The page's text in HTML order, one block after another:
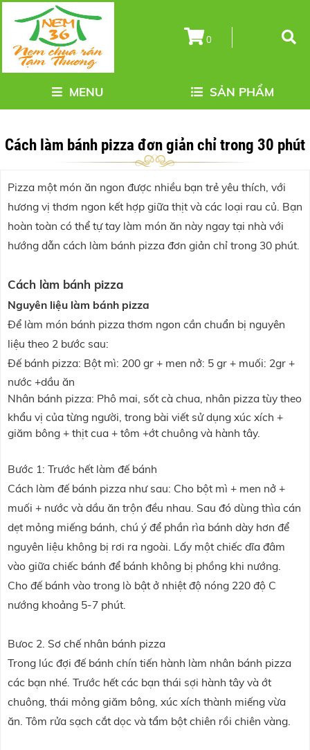
0
MENU SẢN PHẨM
Cách làm bánh pizza đơn giản chỉ trong 30 phút
Pizza một món ăn ngon được nhiều bạn trẻ yêu thích, với
hương vị thơm ngon kết hợp giữa thịt và các loại rau củ. Bạn
hoàn toàn có thể tự tay làm món ăn này ngay tại nhà với
hướng dẫn cách làm bánh pizza đơn giản chỉ trong 30 phút.
Cách làm bánh pizza
Nguyên liệu làm bánh pizza
Để làm món bánh pizza thơm ngon cần chuẩn bị nguyên
liệu theo 2 bước sau:
Đế bánh pizza: Bột mì: 200 gr + men nở: 5 gr + muối: 2gr +
nước +dầu ăn
Nhân bánh pizza: Phô mai, sốt cà chua, nhân pizza tùy theo
khẩu vị của từng người, trong bài viết sử dụng xúc xích +
giăm bông + thịt cua + tôm +ớt chuông và hành tây.
Bước 1: Trước hết làm đế bánh
Cách làm đế bánh pizza như sau: Cho bột mì + men nở +
muối + nước và dầu ăn trộn đều nhau. Sau đó dùng thìa cán
dẹt mỏng miếng bánh, chú ý để phần rìa bánh dày hơn để
nguyên liệu không bị rơi ra ngoài. Lấy một chiếc dĩa đâm
vào giữa chiếc bánh để bánh không bị phồng khi nướng.
Cho đế bánh vào trong lò bật ở nhiệt độ nóng 220 độ C
nướng khoảng 5-7 phút.
Bưoc 2. Sơ chế nhân bánh pizza
Trong lúc đợi đế bánh chín tiến hành làm nhân bánh pizza
các bạn nhé. Trước hết các bạn thái sợi hành tây và ớt
chuông, thái mỏng giăm bông, xúc xích thành miếng vừa
ăn. Tôm rửa sạch cắt dọc và tẩm bột chiên rồi chiên vàng.